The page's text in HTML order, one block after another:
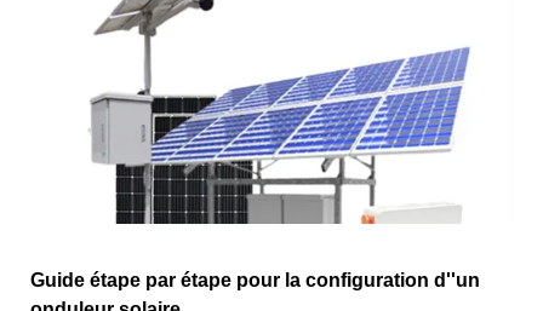
Guide étape par étape pour la configuration d''un